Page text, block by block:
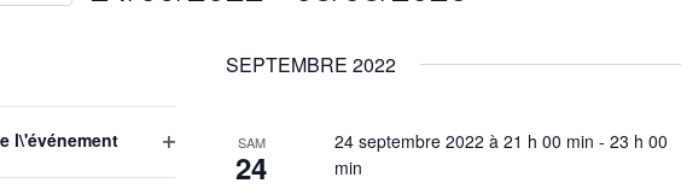
l\'événement
SEPTEMBRE 2022
SAM
24
24 septembre 2022 à 21 h 00 min - 23 h 00
min